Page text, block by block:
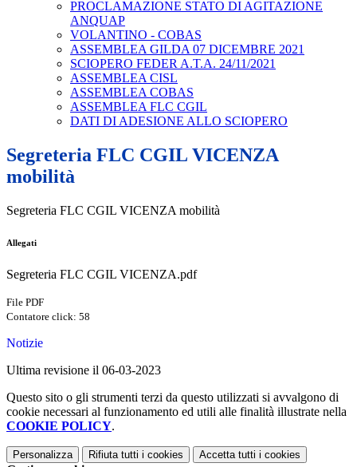
PROCLAMAZIONE STATO DI AGITAZIONE
ANQUAP
VOLANTINO - COBAS
ASSEMBLEA GILDA 07 DICEMBRE 2021
SCIOPERO FEDER A.T.A. 24/11/2021
ASSEMBLEA CISL
ASSEMBLEA COBAS
ASSEMBLEA FLC CGIL
DATI DI ADESIONE ALLO SCIOPERO
Segreteria FLC CGIL VICENZA
mobilità
Segreteria FLC CGIL VICENZA mobilità
Allegati
Segreteria FLC CGIL VICENZA.pdf
File PDF
Contatore click: 58
Notizie
Ultima revisione il 06-03-2023
Questo sito o gli strumenti terzi da questo utilizzati si avvalgono di
cookie necessari al funzionamento ed utili alle finalità illustrate nella
COOKIE POLICY.
Personalizza Rifiuta tutti i cookies Accetta tutti i cookies